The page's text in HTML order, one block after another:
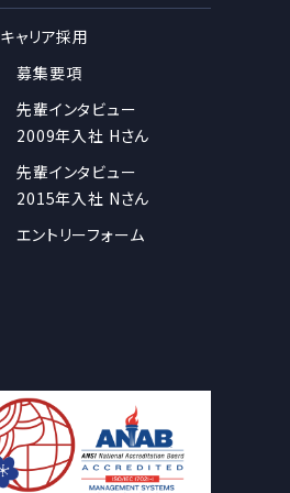
キャリア採用
募集要項
先輩インタビュー
2009年入社 Hさん
先輩インタビュー
2015年入社 Nさん
エントリーフォーム